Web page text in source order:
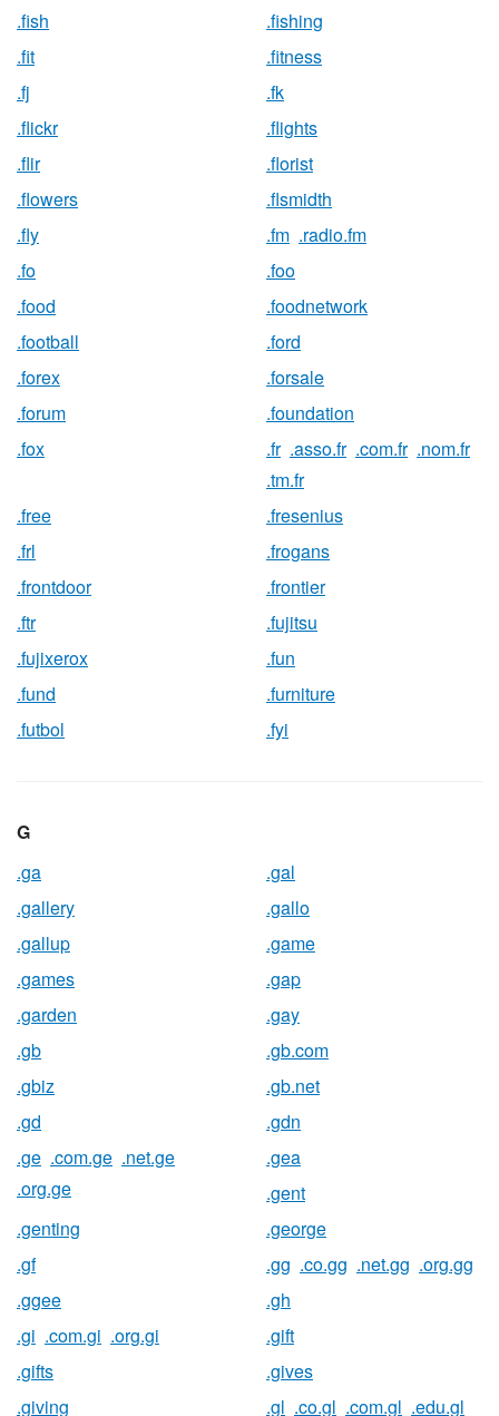
.fish
.fishing
.fit
.fitness
.fj
.fk
.flickr
.flights
.flir
.florist
.flowers
.flsmidth
.fly
.fm .radio.fm
.fo
.foo
.food
.foodnetwork
.football
.ford
.forex
.forsale
.forum
.foundation
.fox
.fr .asso.fr .com.fr .nom.fr
.tm.fr
.free
.fresenius
.frl
.frogans
.frontdoor
.frontier
.ftr
.fujitsu
.fujixerox
.fun
.fund
.furniture
.futbol
.fyi
G
.ga
.gal
.gallery
.gallo
.gallup
.game
.games
.gap
.garden
.gay
.gb
.gb.com
.gbiz
.gb.net
.gd
.gdn
.ge .com.ge .net.ge
.org.ge
.gea
.gent
.genting
.george
.gf
.gg .co.gg .net.gg .org.gg
.ggee
.gh
.gi .com.gi .org.gi
.gift
.gifts
.gives
.giving
.gl .co.gl .com.gl .edu.gl